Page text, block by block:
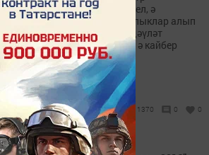
коллективларына гына түгел, ә
тамашачылар өчен дә яңалыклар алып
киләчәк. Аның нигезендә, дәүләт
театрларында аттестация, ә кайбер
театр сөючеләргә...
1370 0 0